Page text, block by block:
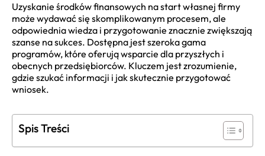
Uzyskanie środków finansowych na start własnej firmy
może wydawać się skomplikowanym procesem, ale
odpowiednia wiedza i przygotowanie znacznie zwiększają
szanse na sukces. Dostępna jest szeroka gama
programów, które oferują wsparcie dla przyszłych i
obecnych przedsiębiorców. Kluczem jest zrozumienie,
gdzie szukać informacji i jak skutecznie przygotować
wniosek.
Spis Treści